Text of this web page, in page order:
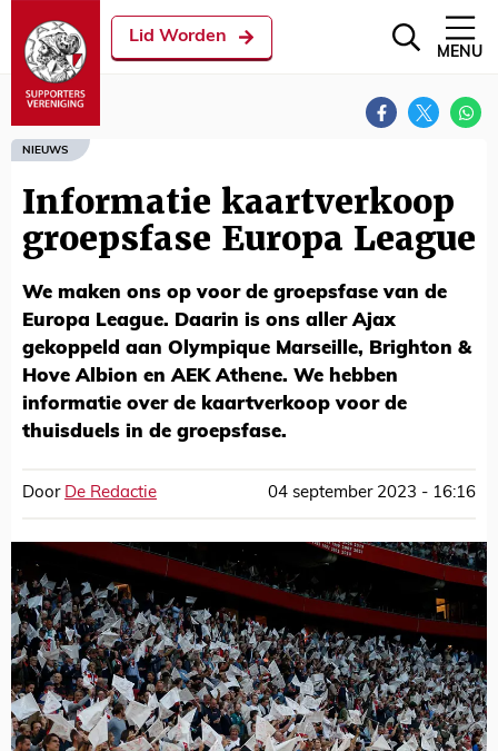
Lid Worden
MENU
NIEUWS
Informatie kaartverkoop
groepsfase Europa League
We maken ons op voor de groepsfase van de
Europa League. Daarin is ons aller Ajax
gekoppeld aan Olympique Marseille, Brighton &
Hove Albion en AEK Athene. We hebben
informatie over de kaartverkoop voor de
thuisduels in de groepsfase.
Door De Redactie 04 september 2023 - 16:16